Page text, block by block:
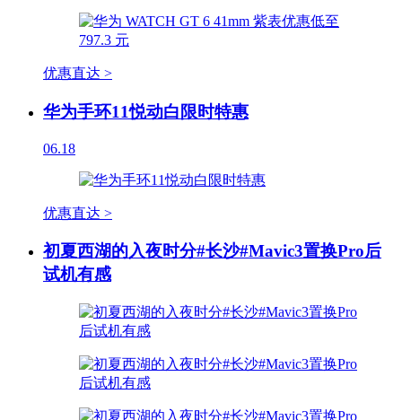
优惠直达 >
华为手环11悦动白限时特惠
06.18
优惠直达 >
初夏西湖的入夜时分#长沙#Mavic3置换Pro后
试机有感